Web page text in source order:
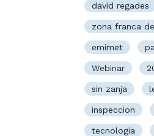
david regades
zona franca
emimet
Webinar
sin zanja
inspeccion
tecnologia